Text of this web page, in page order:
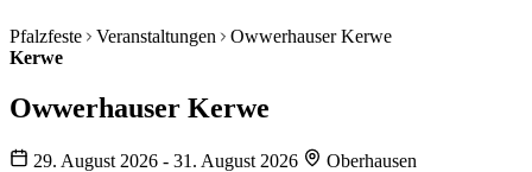
Pfalzfeste Veranstaltungen
Owwerhauser Kerwe
Kerwe
Owwerhauser Kerwe
29. August 2026 - 31. August 2026 Oberhausen